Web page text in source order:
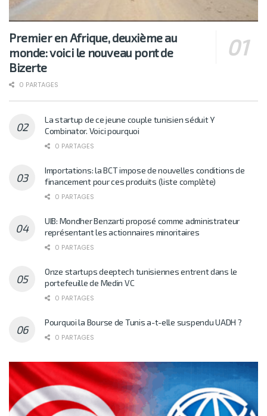
Premier en Afrique, deuxième au
monde: voici le nouveau pont de
Bizerte
0 PARTAGES
La startup de ce jeune couple tunisien séduit Y
Combinator. Voici pourquoi
0 PARTAGES
Importations: la BCT impose de nouvelles conditions de
financement pour ces produits (liste complète)
0 PARTAGES
UIB: Mondher Benzarti proposé comme administrateur
représentant les actionnaires minoritaires
0 PARTAGES
Onze startups deeptech tunisiennes entrent dans le
portefeuille de Medin VC
0 PARTAGES
Pourquoi la Bourse de Tunis a-t-elle suspendu UADH ?
0 PARTAGES